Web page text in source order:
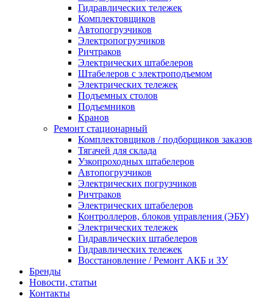
Гидравлических тележек
Комплектовщиков
Автопогрузчиков
Электропогрузчиков
Ричтраков
Электрических штабелеров
Штабелеров с электроподъемом
Электрических тележек
Подъемных столов
Подъемников
Кранов
Ремонт стационарный
Комплектовщиков / подборщиков заказов
Тягачей для склада
Узкопроходных штабелеров
Автопогрузчиков
Электрических погрузчиков
Ричтраков
Электрических штабелеров
Контроллеров, блоков управления (ЭБУ)
Электрических тележек
Гидравлических штабелеров
Гидравлических тележек
Восстановление / Ремонт АКБ и ЗУ
Бренды
Новости, статьи
Контакты